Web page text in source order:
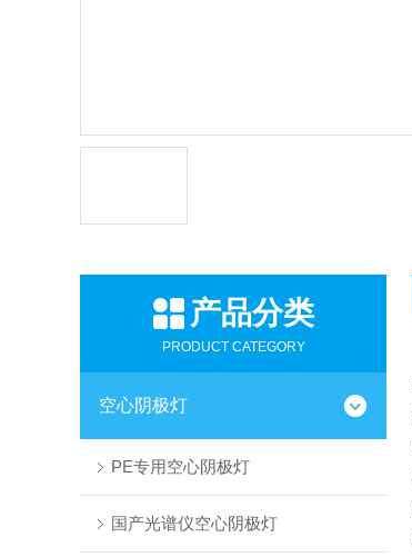
产品分类
PRODUCT CATEGORY
空心阴极灯
PE专用空心阴极灯
国产光谱仪空心阴极灯